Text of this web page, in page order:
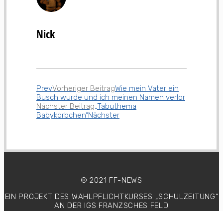
Nick
PrevVorheriger BeitragWie mein Vater ein
Busch wurde und ich meinen Namen verlor
Nächster Beitrag„Tabuthema
Babykörbchen“Nächster
© 2021 FF-NEWS
EIN PROJEKT DES WAHLPFLICHTKURSES „SCHULZEITUNG“
AN DER IGS FRANZSCHES FELD